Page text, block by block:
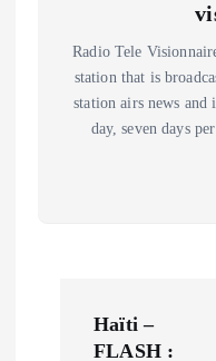
Radio Tele
station that is
station airs news
day, seven days
Haïti –
FLASH :